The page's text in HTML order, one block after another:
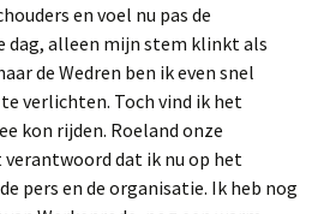
en voel nu pas de
dag, alleen mijn stem klinkt als
de Wedren ben ik even snel
verlichten. Toch vind ik het
kon rijden. Roeland onze
dat ik nu op het
pers en de organisatie. Ik heb nog